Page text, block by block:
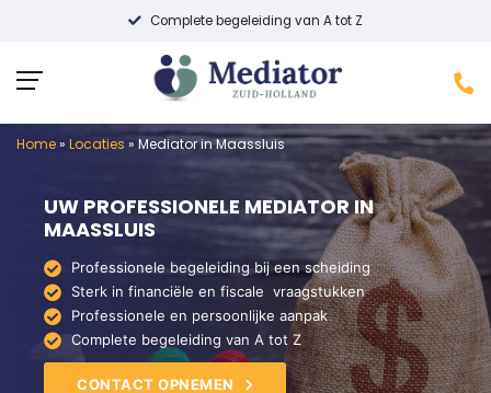
Complete begeleiding van A tot Z
Home» Locaties » Mediator in Maassluis
UW PROFESSIONELE MEDIATOR IN
MAASSLUIS
Professionele begeleiding bij een scheiding
Sterk in financiële en fiscale vraagstukken
Professionele en persoonlijke aanpak
Complete begeleiding van A tot Z
CONTACT OPNEMEN